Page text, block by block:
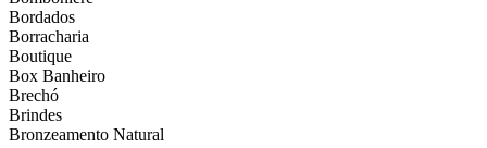
Bordados
Borracharia
Boutique
Box Banheiro
Brechó
Brindes
Bronzeamento Natural